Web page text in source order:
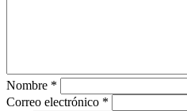
Nombre *
Correo electrónico *